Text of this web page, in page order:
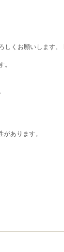
しくお願いします。
。
あります。